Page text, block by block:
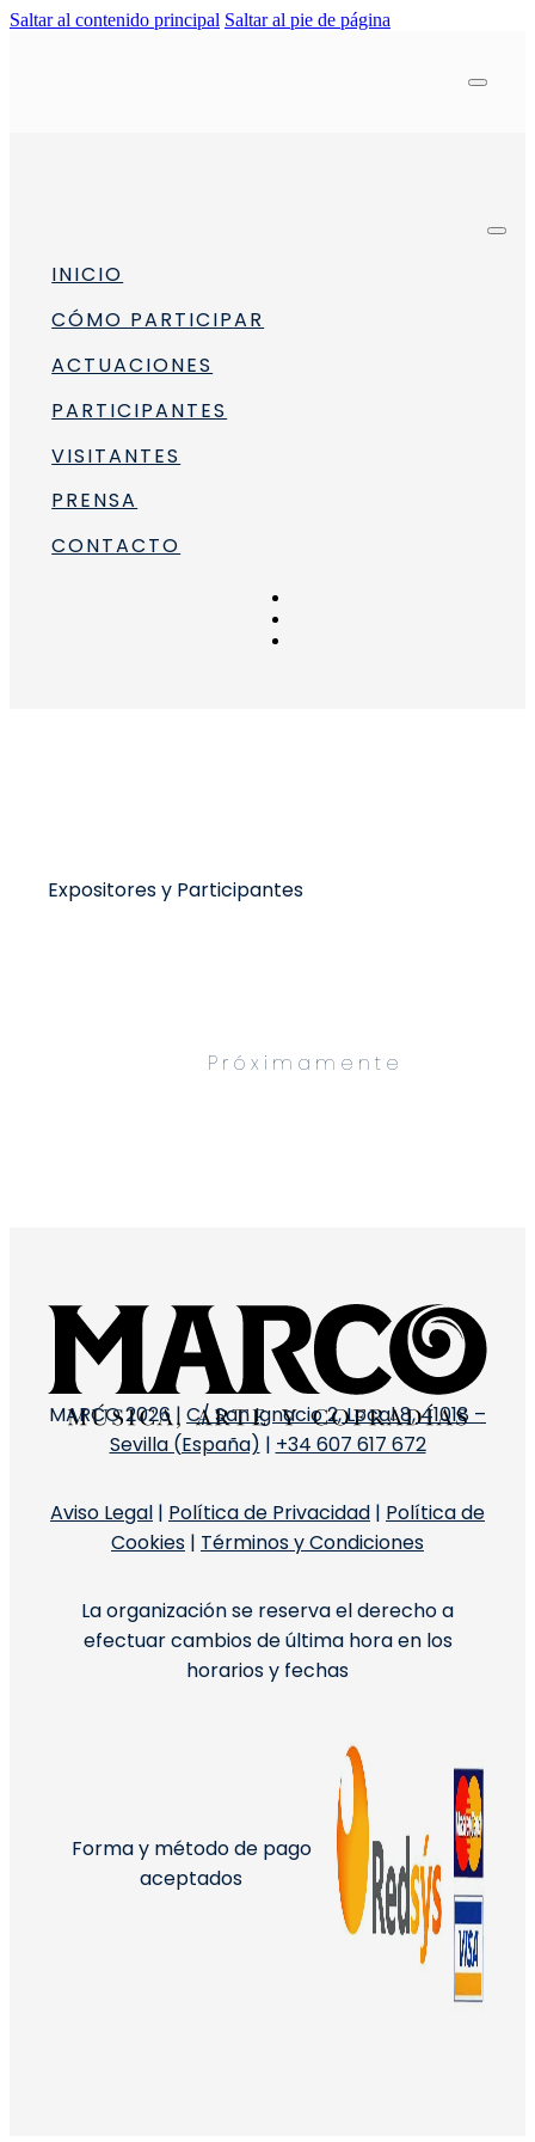
Saltar al contenido principal Saltar al pie de página
INICIO
CÓMO PARTICIPAR
ACTUACIONES
PARTICIPANTES
VISITANTES
PRENSA
CONTACTO
Expositores y Participantes
Próximamente
MARCO 2026 | C/ San Ignacio 2, Local 8, 41018 –
Sevilla (España) | +34 607 617 672
Aviso Legal | Política de Privacidad | Política de
Cookies | Términos y Condiciones
La organización se reserva el derecho a
efectuar cambios de última hora en los
horarios y fechas
Forma y método de pago
aceptados
con discapacidad visual
convulsiones